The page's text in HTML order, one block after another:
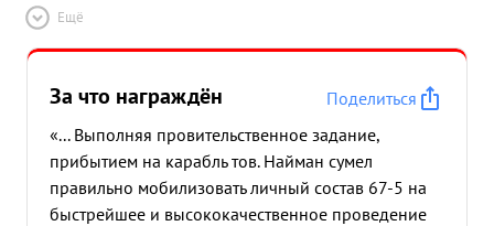
Ещё
За что награждён
Поделиться
«... Выполняя провительственное задание,
прибытием на карабль тов. Найман сумел
правильно мобилизовать личный состав 67-5 на
быстрейшее и высококачественное проведение